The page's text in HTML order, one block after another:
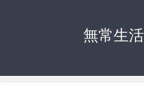
無常生活